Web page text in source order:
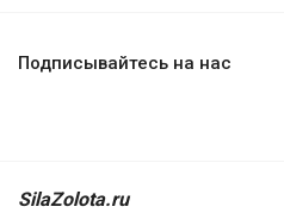
Подписывайтесь на нас
SilaZolota.ru